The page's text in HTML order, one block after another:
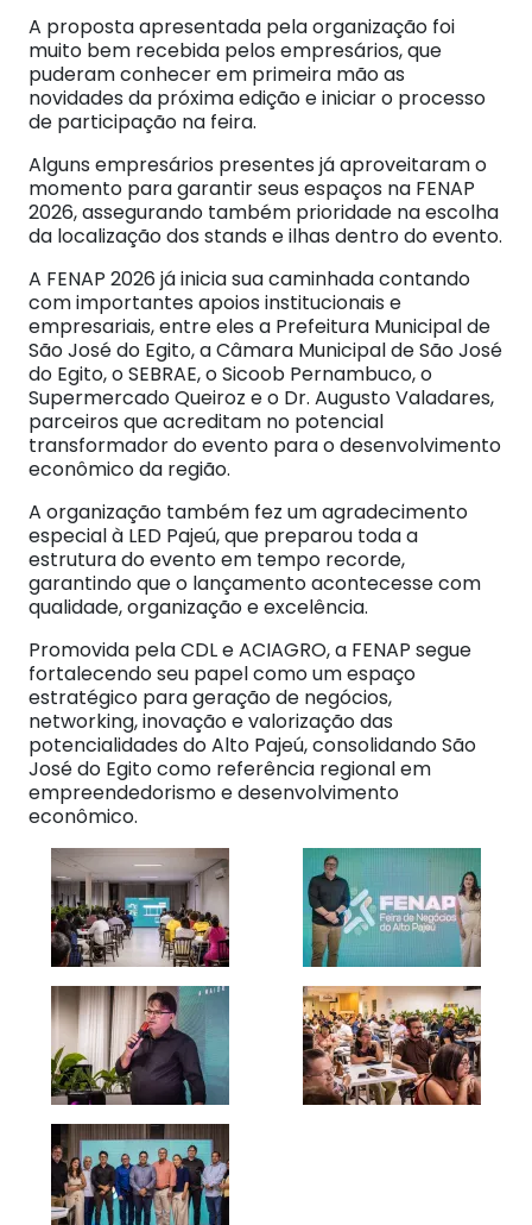
A proposta apresentada pela organização foi
muito bem recebida pelos empresários, que
puderam conhecer em primeira mão as
novidades da próxima edição e iniciar o processo
de participação na feira.
Alguns empresários presentes já aproveitaram o
momento para garantir seus espaços na FENAP
2026, assegurando também prioridade na escolha
da localização dos stands e ilhas dentro do evento.
A FENAP 2026 já inicia sua caminhada contando
com importantes apoios institucionais e
empresariais, entre eles a Prefeitura Municipal de
São José do Egito, a Câmara Municipal de São José
do Egito, o SEBRAE, o Sicoob Pernambuco, o
Supermercado Queiroz e o Dr. Augusto Valadares,
parceiros que acreditam no potencial
transformador do evento para o desenvolvimento
econômico da região.
A organização também fez um agradecimento
especial à LED Pajeú, que preparou toda a
estrutura do evento em tempo recorde,
garantindo que o lançamento acontecesse com
qualidade, organização e excelência.
Promovida pela CDL e ACIAGRO, a FENAP segue
fortalecendo seu papel como um espaço
estratégico para geração de negócios,
networking, inovação e valorização das
potencialidades do Alto Pajeú, consolidando São
José do Egito como referência regional em
empreendedorismo e desenvolvimento
econômico.